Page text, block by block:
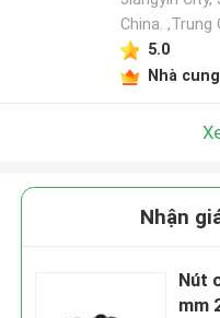
China. ,Trung
5.0
Nhà
Nhận
Nút
mm